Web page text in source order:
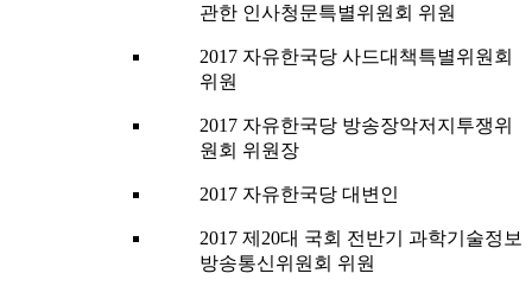
관한 인사청문특별위원회 위원
2017 자유한국당 사드대책특별위원회
위원
2017 자유한국당 방송장악저지투쟁위
원회 위원장
2017 자유한국당 대변인
2017 제20대 국회 전반기 과학기술정보
방송통신위원회 위원